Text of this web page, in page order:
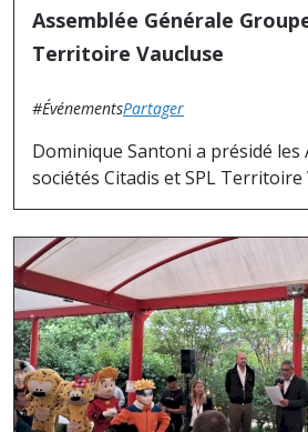
Assemblée Générale
Territoire Vaucluse
#ÉvénementsPartager
Dominique Santoni a présidé les
sociétés Citadis et SPL Territoire